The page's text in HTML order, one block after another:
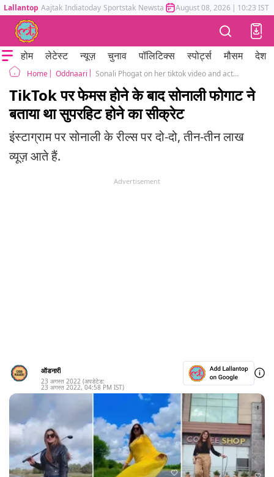
Lallantop Aajtak Indiatoday Sportstak Newstak Mumbai Tak Astrotak
August 08, 2026 | 10:23 IST
होम लेटेस्ट न्यूज़ चुनाव पॉलिटिक्स स्पोर्ट्स मौसम देश
Home Oddnaari Sonali Phogat on her tiktok video and acting career
TikTok पर फेमस होने के बाद सोनाली फोगाट ने
बताया था सुपरहिट होने का सीक्रेट
इंस्टाग्राम पर सोनाली के रील्स पर दो-दो, तीन-तीन लाख
व्यूज़ आते हैं.
Advertisement
ऑडनारी
23 अगस्त 2022 (अपडेटेड:
23 अगस्त 2022, 04:58 PM IST)